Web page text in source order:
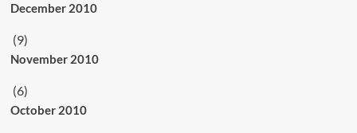
December 2010
(9)
November 2010
(6)
October 2010